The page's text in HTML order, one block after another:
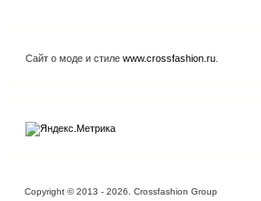
Сайт о моде и стиле www.crossfashion.ru
Copyright © 2013 - 2026. Crossfashion Group